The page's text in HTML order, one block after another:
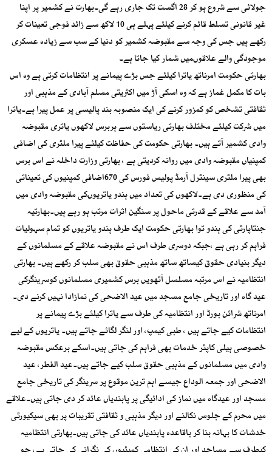
جولائی سے شروع ہو کر 28 اگست تک جاری رہے گی۔بھارت نے کشمیر پر اپنا
غیر قانونی تسلط قائم کرنے کیلئے پہلے ہی 10 لاکھ سے زائد فوجی تعینات کر
رکھے ہیں جس کی وجہ سے مقبوضہ کشمیر کو دنیا کے سب سے زیادہ عسکری
موجودگی والے علاقوںمیں شمار کیا جاتا ہے۔
بھارتی حکومت امرناتھ یاترا کیلئے جس بڑے پیمانے پر انتظامات کرتی ہے وہ اس
بات کا مکمل غماز ہے کہ وہ اسکی آڑ میں اکثریتی مسلم آبادی کے مذہبی اور
ثقافتی تشخص کو کمزور کرنے کی ایک منصوبہ بند پالیسی پر عمل پیرا ہے۔یاترا
میں شرکت کیلئے مختلف بھارتی ریاستوں سے ہربرس لاکھوں یاتری مقبوضہ
وادی کشمیر آتے ہیں۔ بھارتی حکومت کی حفاظت کیلئے پیرا ملٹری کی اضافی
کمپنیاں مقبوضہ وادی میں روانہ کردیتی ہے ، بھارتی وزارت داخلہ نے اس برس
بھی پیرا ملٹری سینٹرل آرمڈ پولیس فورس کی 670اضافی کمپنیوں کی تعیناتی
کی منظوری دی ہے۔لاکھوں کی تعداد میں ہندو یاتریوںکی مقبوضہ وادی میں
آمد سے علاقے کے قدرتی ماحول پر سنگین اثرات مرتب ہو رہے ہیں۔بھارتیہ
جنتاپارٹی کی ہندو توا بھارتی حکومت ایک طرف ہندو یاتریوں کو تمام سہولیات
فراہم کر رہی ہے ،جبکہ دوسری طرف اس نے مقبوضہ علاقے کے مسلمانوں کے
دیگر بنیادی حقوق کیساتھ ساتھ مذہبی حقوق بھی سلب کر رکھے ہیں۔ بھارتی
انتظامیہ نے اس مرتبہ مسلسل آٹھویں برس کشمیری مسلمانوں کوسرینگرکی
عید گاہ اور تاریخی جامع مسجد میں عید الاضحی کی نمازادا نہیں کرنے دی۔
امرناتھ شرائن بورڈ اور انتظامیہ کی طرف سے یاترا کیلئے بڑے پیمانے پر
انتظامات کیے جاتے ہیں ، طبی کیمپ، اور لنگر لگائے جاتے ہیں۔ یاتریوں کے لیے
خصوصی ہیلی کاپٹر خدمات بھی فراہم کی جاتی ہیں۔اسکے برعکس مقبوضہ
وادی میں مسلمانوں کے مذہبی حقوق سلب کیے جاتے ہیں۔عید الفطر، عید
الاضحی اور جمعہ الوداع جیسے اہم ترین موقوع پر سرینگر کی تاریخی جامع
مسجد اور عیدگاہ میں نماز کی ادائیگی پر پابندیاں عائد کر دی جاتی ہیں۔علاقے
میں محرم کے جلوس نکالنے اور دیگر مذہبی و ثقافتی تقریبات پر بھی سیکیورٹی
خدشات کا بہانہ بنا کر باقاعدہ پابندیاں عائد کی جاتی ہیں۔بھارتی انتظامیہ